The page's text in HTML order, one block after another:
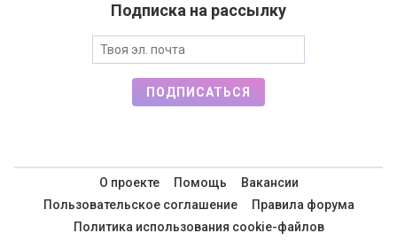
Подписка на рассылку
ПОДПИСАТЬСЯ
О проекте Помощь
Вакансии
Пользовательское соглашение
Правила форума
Политика использования cookie-файлов